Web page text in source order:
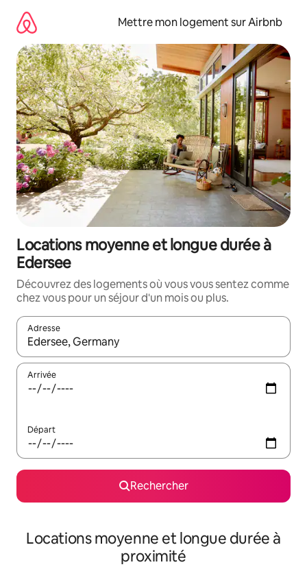
directement
contenu
Mettre mon logement sur Airbnb
Locations moyenne et longue durée à
Edersee
Découvrez des logements où vous vous sentez comme
chez vous pour un séjour d'un mois ou plus.
Adresse
Lorsque les résultats s'affichent, utilisez les flèches vers le
Arrivée
Départ
Rechercher
Locations moyenne et longue durée à
proximité